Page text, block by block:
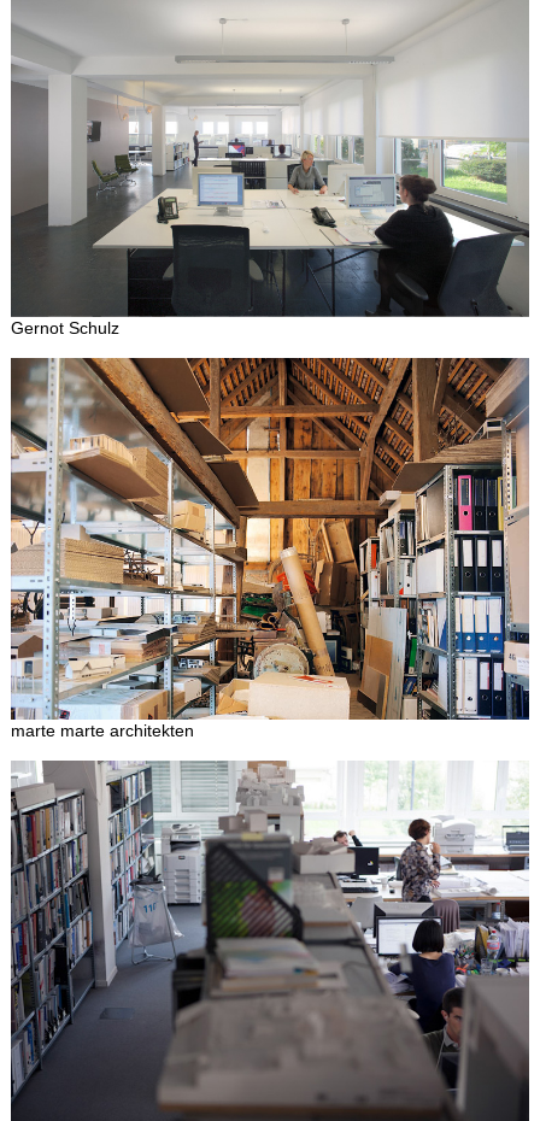
Gernot Schulz
marte marte architekten